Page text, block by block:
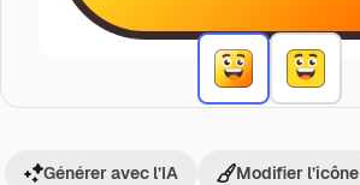
Générer avec l’IA Modifier l’icône